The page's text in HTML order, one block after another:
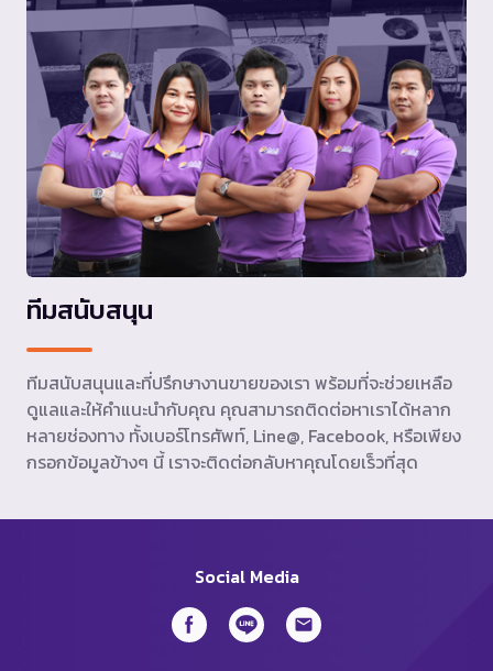
ทีมสนับสนุน
ทีมสนับสนุนและที่ปรึกษางานขายของเรา พร้อมที่จะช่วยเหลือ
ดูแลและให้คำแนะนำกับคุณ คุณสามารถติดต่อหาเราได้หลาก
หลายช่องทาง ทั้งเบอร์โทรศัพท์, Line@, Facebook, หรือเพียง
กรอกข้อมูลข้างๆ นี้ เราจะติดต่อกลับหาคุณโดยเร็วที่สุด
Social Media